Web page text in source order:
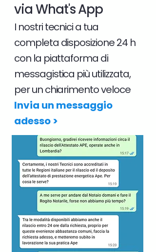
via What's App
I nostri tecnici a tua
completa disposizione 24 h
con la piattaforma di
messagistica più utilizzata,
per un chiarimento veloce
Invia un messaggio
adesso >